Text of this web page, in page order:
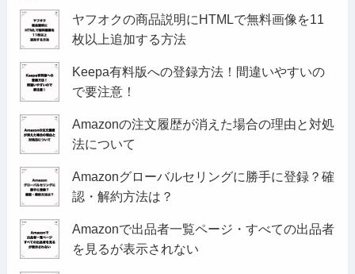
ヤフオクの商品説明にHTMLで無料画像を11
枚以上追加する方法
Keepa有料版への登録方法！間違いやすいの
で要注意！
Amazonの注文履歴が消えた場合の理由と対処
法について
Amazonグローバルセリングに勝手に登録？確
認・解約方法は？
Amazonで出品者一覧ページ・すべての出品者
を見るが表示されない